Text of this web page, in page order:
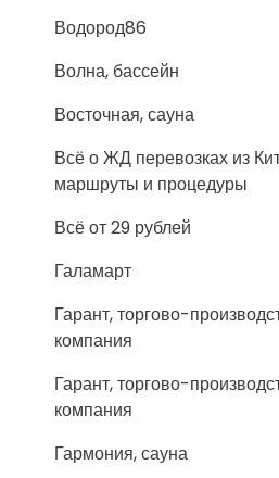
Водород86
Волна, бассейн
Восточная, сауна
Всё о ЖД перевозках из
маршруты и процедуры
Всё от 29 рублей
Галамарт
Гарант, торгово-
компания
Гарант, торгово-
компания
Гармония, сауна